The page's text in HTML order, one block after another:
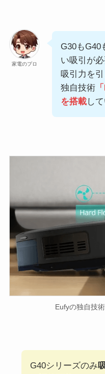
家電のプロ
G30もG40
い吸引が
吸引力を
独自技術
を搭載して
Eufyの独自技
G40シリーズのみ